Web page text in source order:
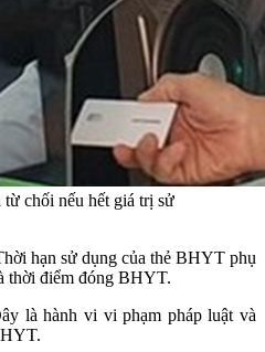
chối nếu hết giá trị sử
hạn sử dụng của thẻ BHYT phụ
thời điểm đóng BHYT.
là hành vi vi phạm pháp luật và